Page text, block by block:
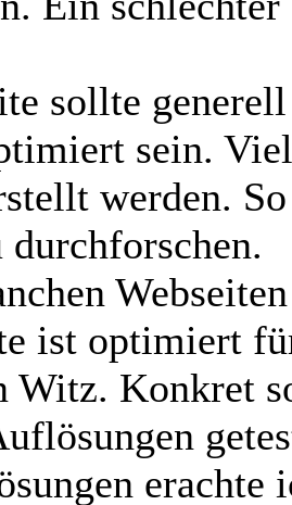
sollte
sein.
werden.
durchforschen.
ist optimiert
Witz. Konkret
erachte